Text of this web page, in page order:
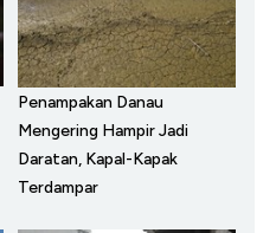
Penampakan Danau
Mengering Hampir Jadi
Daratan, Kapal-Kapak
Terdampar